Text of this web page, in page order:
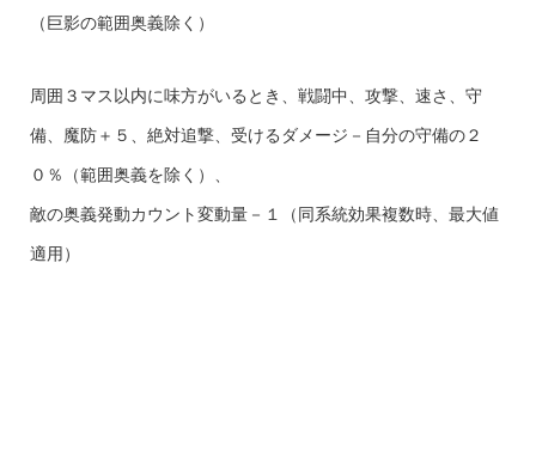
（巨影の範囲奥義除く）
周囲３マス以内に味方がいるとき、戦闘中、攻撃、速さ、守
備、魔防＋５、絶対追撃、受けるダメージ－自分の守備の２
０％（範囲奥義を除く）、
敵の奥義発動カウント変動量－１（同系統効果複数時、最大値
適用）